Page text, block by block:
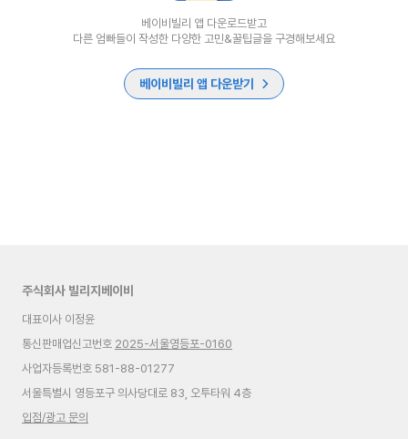
베이비빌리 앱 다운로드받고
다른 엄빠들이 작성한 다양한 고민&꿀팁글을 구경해보세요
베이비빌리 앱 다운받기
주식회사 빌리지베이비
대표이사 이정윤
통신판매업신고번호 2025-서울영등포-0160
사업자등록번호 581-88-01277
서울특별시 영등포구 의사당대로 83, 오투타워 4층
입점/광고 문의